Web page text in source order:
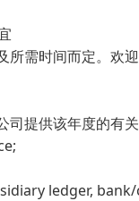
所需时间而定。欢
司提供该年度的有
ledger,